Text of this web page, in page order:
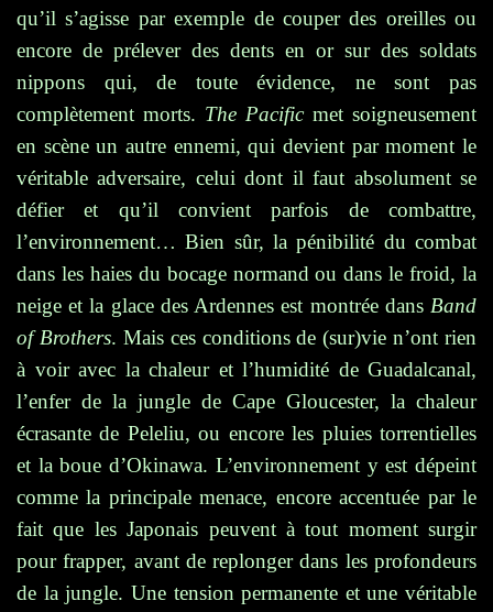
qu’il s’agisse par exemple de couper des oreilles ou
encore de prélever des dents en or sur des soldats
nippons qui, de toute évidence, ne sont pas
complètement morts. The Pacificmet soigneusement
en scène un autre ennemi, qui devient par moment le
véritable adversaire, celui dont il faut absolument se
défier et qu’il convient parfois de combattre,
l’environnement… Bien sûr, la pénibilité du combat
dans les haies du bocage normand ou dans le froid, la
neige et la glace des Ardennes est montrée dans Band
of Brothers. Mais ces conditions de (sur)vie n’ont rien
à voir avec la chaleur et l’humidité de Guadalcanal,
l’enfer de la jungle de Cape Gloucester, la chaleur
écrasante de Peleliu, ou encore les pluies torrentielles
et la boue d’Okinawa. L’environnement y est dépeint
comme la principale menace, encore accentuée par le
fait que les Japonais peuvent à tout moment surgir
pour frapper, avant de replonger dans les profondeurs
de la jungle. Une tension permanente et une véritable